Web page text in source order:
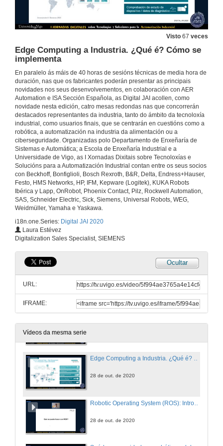
Visto 67 veces
Edge Computing a Industria. ¿Qué é? Cómo se
implementa
En paralelo ás máis de 40 horas de sesións técnicas de media hora de
duración, nas que os fabricantes poderán presentar as principais
novidades nos seus desenvolvementos, en colaboración con AER
Automation e ISA Sección Española, as Digital JAI acollen, como
novidade nesta edición, catro mesas redondas nas que concorrerán
destacados representantes da industria, tanto do ámbito da tecnoloxía
industrial, como usuarios finais, que se centrarán en cuestións como a
robótica, a automatización na industria da alimentación ou a
ciberseguridade. Organizadas polo Departamento de Enxeñaría de
Sistemas e Automática; a Escola de Enxeñaría Industrial e a
Universidade de Vigo, as I Xornadas Dixitais sobre Tecnoloxías e
Solucións para a Automatización Industrial contan entre os seus socios
con Beckhoff, Bonfiglioli, Bosch Rexroth, B&R, Delta, Endress+Hauser,
Festo, HMS Networks, HP, IFM, Kepware (Logitek), KUKA Robots
Ibérica y Lapp, OnRobot, Phoenix Contact, Pilz, Rockwell Automation,
SAS, Schneider Electric, Sick, Siemens, Universal Robots, WEG,
Weidmüller, Yamaha e Yaskawa.
i18n.one.Series: Digital JAI 2020
Laura Estévez
Digitalization Sales Specialist, SIEMENS
Ocultar
URL:
IFRAME:
Vídeos da mesma serie
27 de out. de 2020
27 de out. de 2020
O ecosistema PLCnext
27 de out. de 2020
Digitalización no sector food & beverage
27 de out. de 2020
Mecatrónica Híbrida na industria 4.0
Edge Computing a Industria. ¿Qué é? Cómo se implementa
28 de out. de 2020
28 de out. de 2020